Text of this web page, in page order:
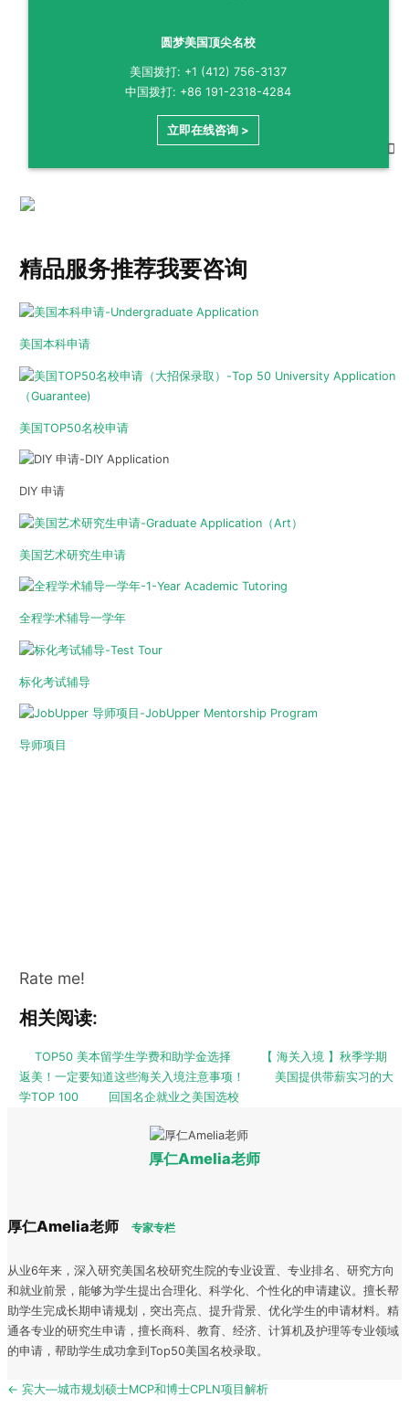
圆梦美国顶尖名校
美国拨打: +1 (412) 756-3137
中国拨打: +86 191-2318-4284
立即在线咨询 >
精品服务推荐我要咨询
美国本科申请
美国TOP50名校申请
DIY 申请
美国艺术研究生申请
全程学术辅导一学年
标化考试辅导
导师项目
Rate me!
相关阅读:
TOP50 美本留学生学费和助学金选择
【 海关入境 】秋季学期
返美！一定要知道这些海关入境注意事项！
美国提供带薪实习的大
学TOP 100
回国名企就业之美国选校
厚仁Amelia老师
厚仁Amelia老师 专家专栏
从业6年来，深入研究美国名校研究生院的专业设置、专业排名、研究方向
和就业前景，能够为学生提出合理化、科学化、个性化的申请建议。擅长帮
助学生完成长期申请规划，突出亮点、提升背景、优化学生的申请材料。精
通各专业的研究生申请，擅长商科、教育、经济、计算机及护理等专业领域
的申请，帮助学生成功拿到Top50美国名校录取。
Post
← 宾大—城市规划硕士MCP和博士CPLN项目解析